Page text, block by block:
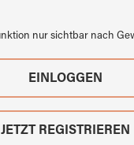
nur sichtbar nach
EINLOGGEN
JETZT REGISTRIEREN